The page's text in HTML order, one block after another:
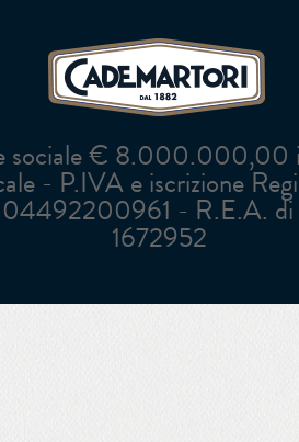
sociale € 8.000.000,00
- P.IVA e iscrizione
- R.E.A. di
1672952